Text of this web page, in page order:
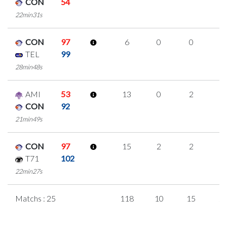
22min31s
CON
97
TEL
99
28min48s
6 0 0
AMI
53
CON
92
21min49s
13 0 2
CON
97
T71
102
22min27s
15 2 2
Matchs : 25 118 10 15